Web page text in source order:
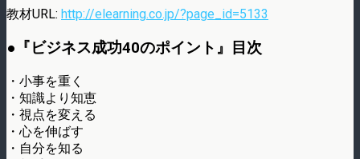
教材URL: http://elearning.co.jp/?page_id=5133
●『ビジネス成功40のポイント』目次
・小事を重く
・知識より知恵
・視点を変える
・心を伸ばす
・自分を知る